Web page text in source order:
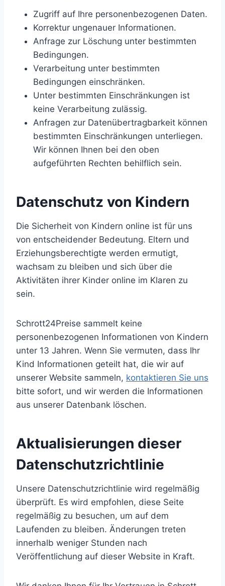
Zugriff auf Ihre personenbezogenen Daten.
Korrektur ungenauer Informationen.
Anfrage zur Löschung unter bestimmten
Bedingungen.
Verarbeitung unter bestimmten
Bedingungen einschränken.
Unter bestimmten Einschränkungen ist
keine Verarbeitung zulässig.
Anfragen zur Datenübertragbarkeit können
bestimmten Einschränkungen unterliegen.
Wir können Ihnen bei den oben
aufgeführten Rechten behilflich sein.
Datenschutz von Kindern
Die Sicherheit von Kindern online ist für uns
von entscheidender Bedeutung. Eltern und
Erziehungsberechtigte werden ermutigt,
wachsam zu bleiben und sich über die
Aktivitäten ihrer Kinder online im Klaren zu
sein.
Schrott24Preise sammelt keine
personenbezogenen Informationen von Kindern
unter 13 Jahren. Wenn Sie vermuten, dass Ihr
Kind Informationen geteilt hat, die wir auf
unserer Website sammeln, kontaktieren Sie uns
bitte sofort, und wir werden die Informationen
aus unserer Datenbank löschen.
Aktualisierungen dieser
Datenschutzrichtlinie
Unsere Datenschutzrichtlinie wird regelmäßig
überprüft. Es wird empfohlen, diese Seite
regelmäßig zu besuchen, um auf dem
Laufenden zu bleiben. Änderungen treten
innerhalb weniger Stunden nach
Veröffentlichung auf dieser Website in Kraft.